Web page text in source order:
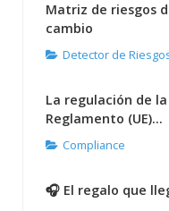
Matriz de riesgos
cambio
Detector de
La regulación de
Reglamento (UE)...
Compliance
🎧 El regalo que